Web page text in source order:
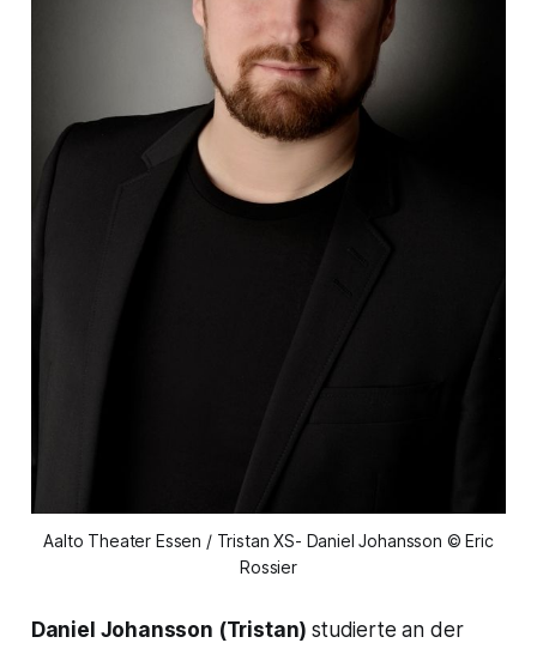
Aalto Theater Essen / Tristan XS- Daniel Johansson © Eric
Rossier
Daniel Johansson (Tristan)studierte an der